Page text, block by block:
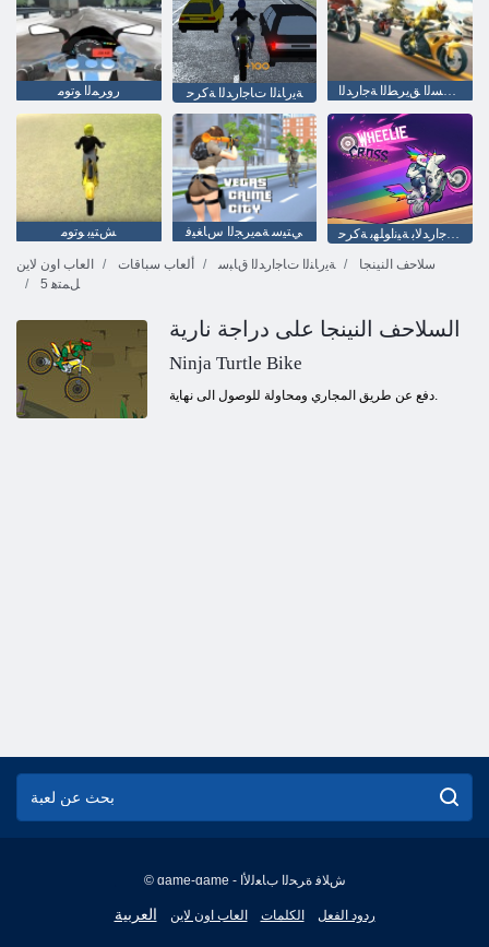
ﺭﻭﺮﻤﻟﺍ ﻮﺗﻮﻣ ﺔﻳﺭﺎﻨﻟﺍ ﺕﺎﺟﺍﺭﺪﻟﺍ ﺔﻛﺮﺣ ﻲﻛﺎﺤﻣ ﻊﻳﺮﺴﻟﺍ ﻖﻳﺮﻄﻟﺍ ﺔﺟﺍﺭﺪﻟﺍ
ﺶﺘﻴﺑ ﻮﺗﻮﻣ ﻲﺘﻴﺳ ﺔﻤﻳﺮﺠﻟﺍ ﺱﺎﻐﻴﻓ
العاب اون لاين
ألعاب سباقات ﺔﻳﺭﺎﻨﻟﺍ ﺕﺎﺟﺍﺭﺪﻟﺍ ﻕﺎﺒﺳ
سلاحف النينجا
5 ﻞﻤﺘﻫ
السلاحف النينجا على دراجة نارية
Ninja Turtle Bike
© game-game - ﺵﻼ ﻓ ﺓﺮﺤﻟﺍ ﺏﺎﻌﻟﻷ ﺍ
العربية
English
العاب اون لاين الكلمات ردود الفعل